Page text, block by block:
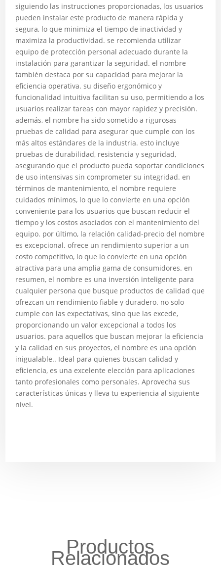
siguiendo las instrucciones proporcionadas, los usuarios
pueden instalar este producto de manera rápida y
segura, lo que minimiza el tiempo de inactividad y
maximiza la productividad. se recomienda utilizar
equipo de protección personal adecuado durante la
instalación para garantizar la seguridad. el nombre
también destaca por su capacidad para mejorar la
eficiencia operativa. su diseño ergonómico y
funcionalidad intuitiva facilitan su uso, permitiendo a los
usuarios realizar tareas con mayor rapidez y precisión.
además, el nombre ha sido sometido a rigurosas
pruebas de calidad para asegurar que cumple con los
más altos estándares de la industria. esto incluye
pruebas de durabilidad, resistencia y seguridad,
asegurando que el producto pueda soportar condiciones
de uso intensivas sin comprometer su integridad. en
términos de mantenimiento, el nombre requiere
cuidados mínimos, lo que lo convierte en una opción
conveniente para los usuarios que buscan reducir el
tiempo y los costos asociados con el mantenimiento del
equipo. por último, la relación calidad-precio del nombre
es excepcional. ofrece un rendimiento superior a un
costo competitivo, lo que lo convierte en una opción
atractiva para una amplia gama de consumidores. en
resumen, el nombre es una inversión inteligente para
cualquier persona que busque productos de calidad que
ofrezcan un rendimiento fiable y duradero. no solo
cumple con las expectativas, sino que las excede,
proporcionando un valor excepcional a todos los
usuarios. para aquellos que buscan mejorar la eficiencia
y la calidad en sus proyectos, el nombre es una opción
inigualable.. Ideal para quienes buscan calidad y
eficiencia, es una excelente elección para aplicaciones
tanto profesionales como personales. Aprovecha sus
características únicas y lleva tu experiencia al siguiente
nivel.
Productos
Relacionados